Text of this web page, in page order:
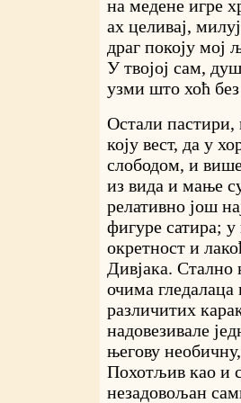
на медене игре
ах целивај,
драг покоју мој
У твојој сам,
узми што хоћ
Остали пастири,
коју вест, да у
слободом, и
из вида и мање
релативно још
фигуре сатира; у
окретност и
Дивјака. Стално
очима
различитих
надовезивале
његову
Похотљив као и
незадовољан